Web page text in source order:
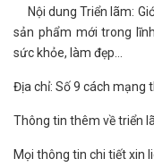
Nội dung Triển lãm:
sản phẩm mới trong
sức khỏe, làm đẹp…
Địa chỉ: Số 9 cách mạng
Thông tin thêm về triển
Mọi thông tin chi tiết xin